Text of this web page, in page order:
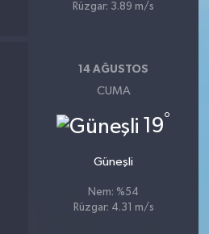
Rüzgar: 3.89 m/s
14 AĞUSTOS
CUMA
19°
Güneşli
Nem: %54
Rüzgar: 4.31 m/s